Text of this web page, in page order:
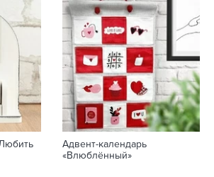
Адвент-календарь
«Влюблённый»